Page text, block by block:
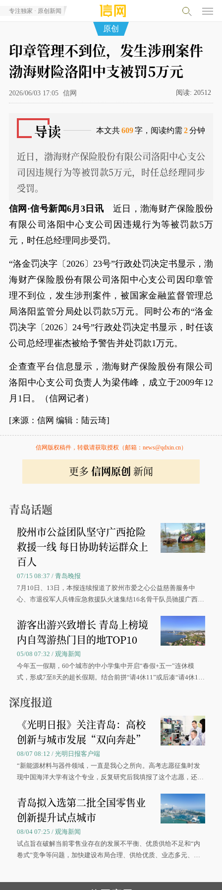
专注独家 · 原创新闻
原创
印章管理不到位，发生涉刑案件
渤海财险洛阳中支被罚5万元
2026/06/03 17:05 信网 阅读: 20512
导读 本文共609字，阅读约需 2分钟
近日，渤海财产保险股份有限公司洛阳中心支公
司因违规行为等被罚款5万元，时任总经理同步
受罚。
信网·信号新闻6月3日讯 近日，渤海财产保险股份
有限公司洛阳中心支公司因违规行为等被罚款5万
元，时任总经理同步受罚。
“洛金罚决字〔2026〕23号”行政处罚决定书显示，渤
海财产保险股份有限公司洛阳中心支公司因印章管
理不到位，发生涉刑案件，被国家金融监督管理总
局洛阳监管分局处以罚款5万元。同时公布的“洛金
罚决字〔2026〕24号”行政处罚决定书显示，时任该
公司总经理崔杰被给予警告并处罚款1万元。
企查查平台信息显示，渤海财产保险股份有限公司
洛阳中心支公司负责人为梁伟峰，成立于2009年12
月1日。（信网记者）
[来源：信网 编辑：陆云琦]
信网版权稿件，转载请获取授权（邮箱：news@qdxin.cn）
更多 信网原创 新闻
青岛话题
胶州市公益团队坚守广西抢险
救援一线 每日协助转运群众上
百人
07/15 08:37 / 青岛晚报
7月10日、13日，本报连续报道了胶州市爱之心公益慈善服务中
心、市退役军人兵锋应急救援队火速集结16名骨干队员驰援广西灾
游客出游兴致增长 青岛上榜境
内自驾游热门目的地TOP10
05/08 07:32 / 观海新闻
今年五一假期，60个城市的中小学集中开启“春假+五一”连休模
式，形成7至8天的超长假期。结合前拼“请4休11”或后凑“请4休1
深度报道
《光明日报》关注青岛：高校
创新与城市发展“双向奔赴”
08/07 08:12 / 光明日报客户端
“新能源材料与器件领域，一直是我心之所向。高考志愿征集时发
现中国海洋大学有这个专业，反复研究后我填报了这个志愿，还真
大学材料科学与工程学院材料类专业的录取通知书。
青岛拟入选第二批全国零售业
创新提升试点城市
08/04 07:25 / 观海新闻
试点旨在破解当前零售业存在的发展不平衡、优质供给不足和“内
卷式”竞争等问题，加快建设布局合理、供给优质、业态多元、智